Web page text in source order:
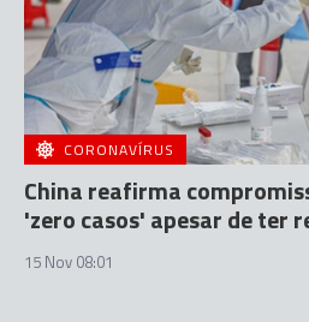
CORONAVÍRUS
China reafirma
'zero casos' apesar de ter
15 Nov 08:01